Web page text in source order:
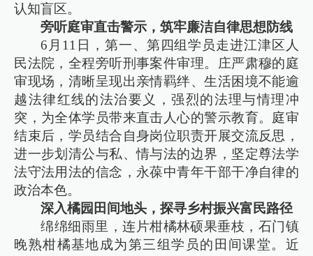
认知盲区。
旁听庭审直击警示，筑牢廉洁自律思想防线
6月11日，第一、第四组学员走进江津区人
民法院，全程旁听刑事案件审理。庄严肃穆的庭
审现场，清晰呈现出亲情羁绊、生活困境不能逾
越法律红线的法治要义，强烈的法理与情理冲
突，为全体学员带来直击人心的警示教育。庭审
结束后，学员结合自身岗位职责开展交流反思，
进一步划清公与私、情与法的边界，坚定尊法学
法守法用法的信念，永葆中青年干部干净自律的
政治本色。
深入橘园田间地头，探寻乡村振兴富民路径
绵绵细雨里，连片柑橘林硕果垂枝，石门镇
晚熟柑橘基地成为第三组学员的田间课堂。近